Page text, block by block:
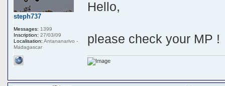
Hello,
please check your MP !
steph737
Messages: 1399
Inscription: 27/03/09
Localisation: Antananarivo -
Madagascar